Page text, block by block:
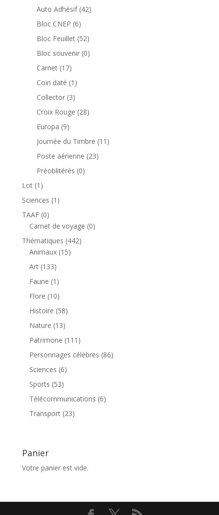
produits
Auto Adhésif 4242
Bloc CNEP 66
produits
Bloc Feuillet 5252
produits
Bloc souvenir 00
Carnet 1717
produits
Coin daté 1 1
produit
Collector 33
produits
Croix Rouge 2828
Europa 99
produits
Journée du Timbre 11 11
Poste aérienne 2323
Préoblitérés 00
Lot 1 1
produit
Sciences 1 1
TAAF 00
produit
Carnet de voyage 00
Thématiques 442442
Animaux 1515
Art 133133
produits
Faune 1 1
produit
Flore 1010
produits
Histoire 5858
Nature 1313
produits
Patrimone 111 111
produits
Personnages célèbres 8686
Sciences 66
Sports 5353
produits
Télécommunications 66
Transport 2323
Panier
Votre panier est vide.